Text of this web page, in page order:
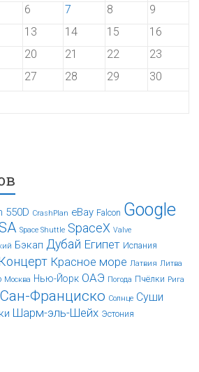
6 7 8
9
13 14 15
16
20 21 22
23
27 28 29
30
550D CrashPlan eBay Falcon Google
Space Shuttle SpaceX Valve
Бэкап Дубай Египет Испания
Красное море Латвия Литва
Москва Нью-Йорк ОАЭ Погода Пчёлки Рига
Сан-Франциско Солнце Суши
Шарм-эль-Шейх Эстония